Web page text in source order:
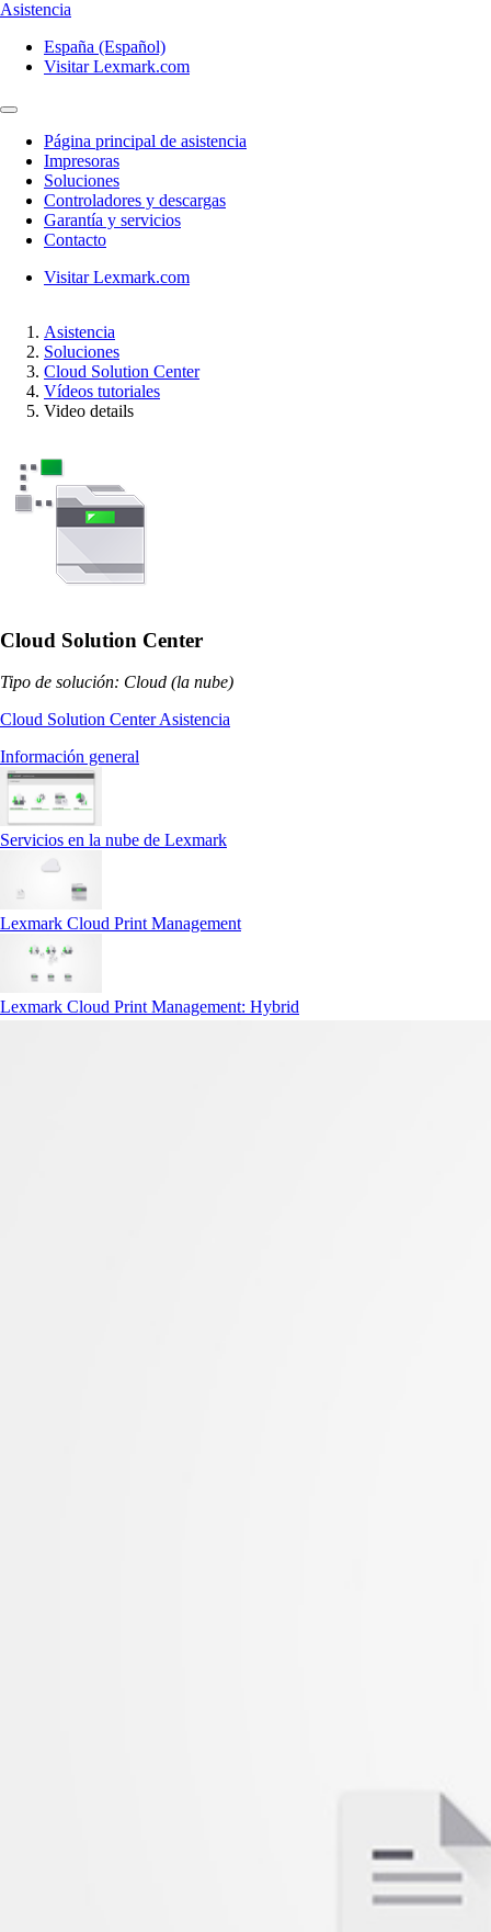
Asistencia
España (Español)
Visitar Lexmark.com
Página principal de asistencia
Impresoras
Soluciones
Controladores y descargas
Garantía y servicios
Contacto
Visitar Lexmark.com
Asistencia
Soluciones
Cloud Solution Center
Vídeos tutoriales
Video details
Cloud Solution Center
Tipo de solución: Cloud (la nube)
Cloud Solution Center Asistencia
Información general
Servicios en la nube de Lexmark
Lexmark Cloud Print Management
Lexmark Cloud Print Management: Hybrid